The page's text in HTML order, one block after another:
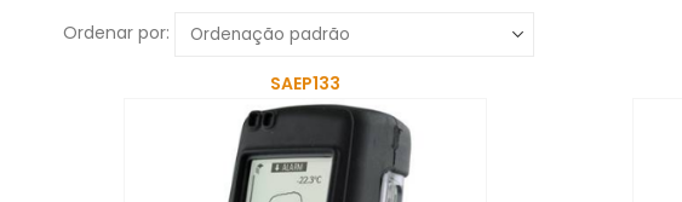
Ordenar por:
SAEP133